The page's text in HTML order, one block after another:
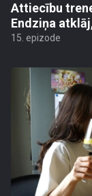
Attiecību
Endziņa
15. epizode